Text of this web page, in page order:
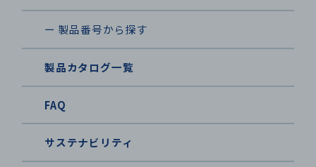
ー 製品番号から探す
製品カタログ一覧
FAQ
サステナビリティ